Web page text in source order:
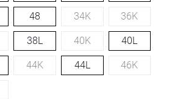
48 34K 36K
38L 40K 40L
44K 44L 46K